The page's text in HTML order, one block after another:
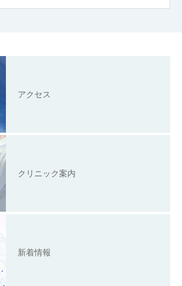
アクセス
クリニック案内
新着情報